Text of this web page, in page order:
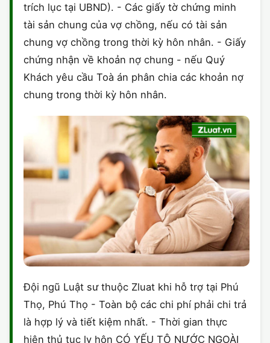
trích lục tại UBND). - Các giấy tờ chứng minh
tài sản chung của vợ chồng, nếu có tài sản
chung vợ chồng trong thời kỳ hôn nhân. - Giấy
chứng nhận về khoản nợ chung - nếu Quý
Khách yêu cầu Toà án phân chia các khoản nợ
chung trong thời kỳ hôn nhân.
Đội ngũ Luật sư thuộc Zluat khi hỗ trợ tại Phú
Thọ, Phú Thọ - Toàn bộ các chi phí phải chi trả
là hợp lý và tiết kiệm nhất. - Thời gian thực
hiện thủ tục ly hôn CÓ YẾU TÔ NƯỚC NGOÀI